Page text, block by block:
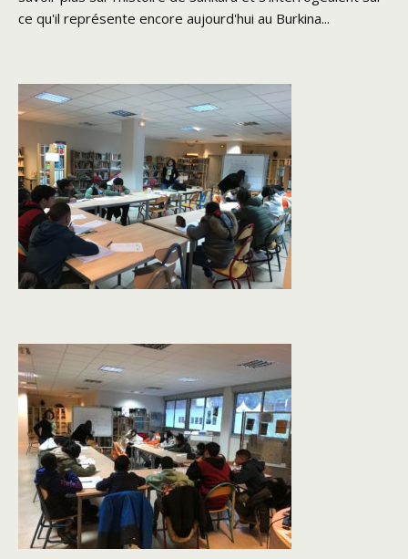
ce qu'il représente encore aujourd'hui au Burkina...